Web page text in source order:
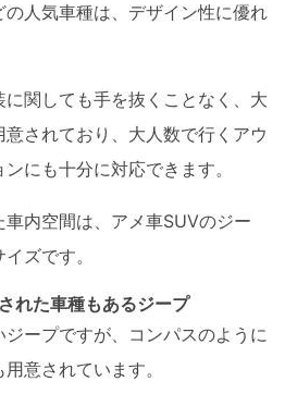
人気車種は、デザイン性に優れ
関しても手を抜くことなく、大
されており、大人数で行くアウ
にも十分に対応できます。
内空間は、アメ車SUVのジー
ズです。
れた車種もあるジープ
ープですが、コンパスのように
意されています。